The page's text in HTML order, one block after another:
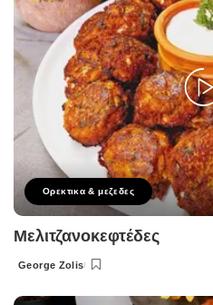
Ορεκτικα & μεζεδες
Μελιτζανοκεφτέδες
Posted
George Zolis